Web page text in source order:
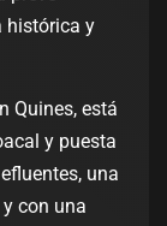
histórica y
Quines, está
y puesta
una
con una